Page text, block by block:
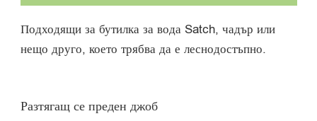
Подходящи за бутилка за вода Satch, чадър или
нещо друго, което трябва да е леснодостъпно.
Разтягащ се преден джоб